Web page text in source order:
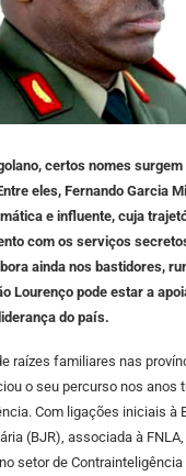
certos nomes
eles, Fernando Garcia
e influente, cuja
com os serviços
ainda nos bastidores,
Lourenço pode estar a
do país.
raízes familiares nas
o seu percurso nos anos
Com ligações iniciais à
(BJR), associada à
setor de Contrainteligência